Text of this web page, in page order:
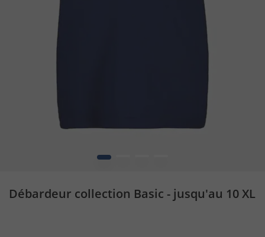
1
Débardeur collection Basic - jusqu'au 10 XL